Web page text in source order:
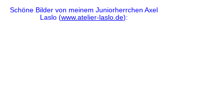
Schöne Bilder von meinem Juniorherrchen Axel
Laslo (www.atelier-laslo.de):